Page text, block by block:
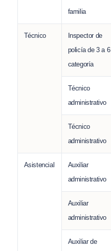
familia
Técnico
Inspector de
policía de 3 a 6
categoría
Técnico
administrativo
Técnico
administrativo
Asistencial
Auxiliar
administrativo
Auxiliar
administrativo
Auxiliar de